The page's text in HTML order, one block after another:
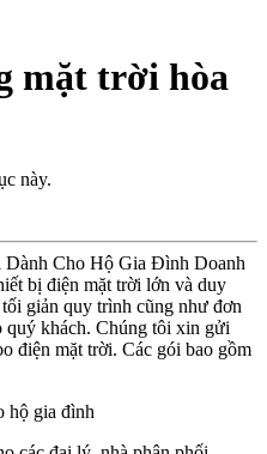
mặt trời hòa
này.
Cho Hộ Gia Đình Doanh
bị điện mặt trời lớn và duy
giản quy trình cũng như đơn
quý khách. Chúng tôi xin gửi
điện mặt trời. Các gói bao gồm
hộ gia đình